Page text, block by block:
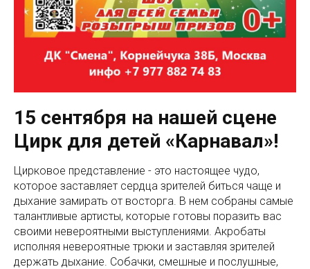
15 сентября на нашей сцене
Цирк для детей «Карнавал»!
Цирковое представление - это настоящее чудо,
которое заставляет сердца зрителей биться чаще и
дыхание замирать от восторга. В нем собраны самые
талантливые артисты, которые готовы поразить вас
своими невероятными выступлениями. Акробаты
исполняя невероятные трюки и заставляя зрителей
держать дыхание. Собачки, смешные и послушные,